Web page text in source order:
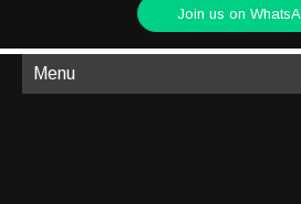
Join us on
Menu